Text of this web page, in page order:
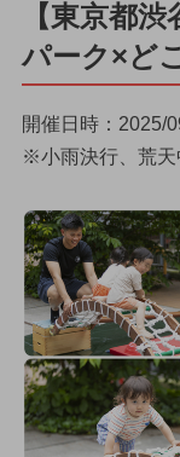
【東京都
パーク×ど
開催日時：2025/
※小雨決行、荒天